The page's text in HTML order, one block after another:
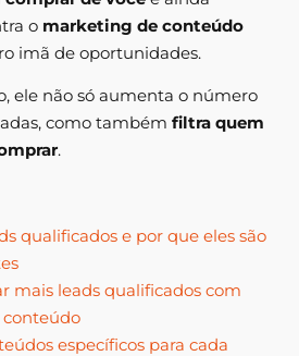
o marketing de conteúdo
imã de oportunidades.
ele não só aumenta o número
como também filtra quem
.
qualificados e por que eles são
mais leads qualificados com
específicos para cada